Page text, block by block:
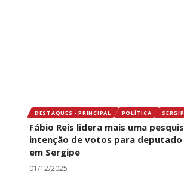
DESTAQUES - PRINCIPAL POLÍTICA
Fábio Reis lidera mais uma
intenção de votos para
em Sergipe
01/12/2025